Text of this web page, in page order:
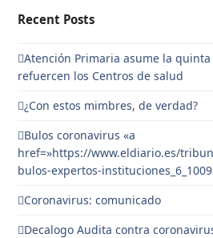
Recent Posts
Atención Primaria asume la quinta
refuercen los Centros de salud
¿Con estos mimbres, de verdad?
Bulos coronavirus «a
href=»https://www.eldiario.es/
bulos-expertos-
Coronavirus: comunicado
Decalogo Audita contra